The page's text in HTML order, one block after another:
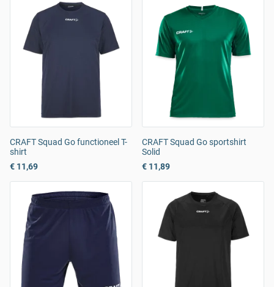
CRAFT Squad Go functioneel T-
shirt
€ 11,69
CRAFT Squad Go sportshirt
Solid
€ 11,89